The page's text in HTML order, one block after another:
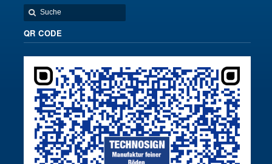
QR CODE